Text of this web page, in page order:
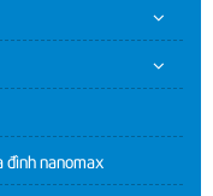
đình nanomax